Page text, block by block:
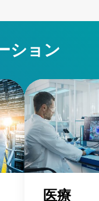
ション
医療